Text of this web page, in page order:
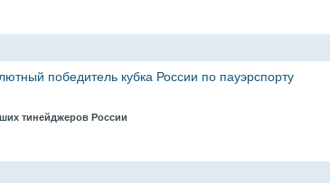
победитель кубка России по пауэрспорту
тинейджеров России